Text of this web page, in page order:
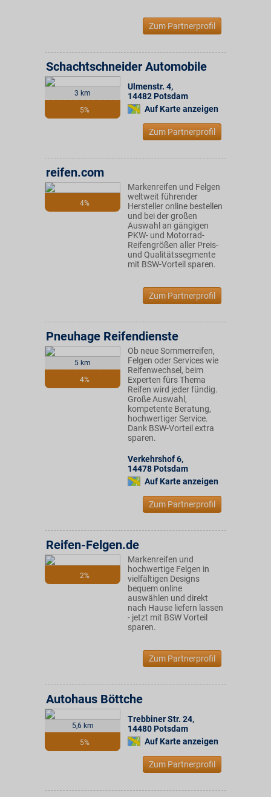
Zum Partnerprofil
3 km
5%
Schachtschneider Automobile
Ulmenstr. 4,
14482 Potsdam
Auf Karte anzeigen
Zum Partnerprofil
4%
reifen.com
Markenreifen und Felgen
weltweit führender
Hersteller online bestellen
und bei der großen
Auswahl an gängigen
PKW- und Motorrad-
Reifengrößen aller Preis-
und Qualitätssegmente
mit BSW-Vorteil sparen.
Zum Partnerprofil
5 km
4%
Pneuhage Reifendienste
Ob neue Sommerreifen,
Felgen oder Services wie
Reifenwechsel, beim
Experten fürs Thema
Reifen wird jeder fündig.
Große Auswahl,
kompetente Beratung,
hochwertiger Service.
Dank BSW-Vorteil extra
sparen.
Verkehrshof 6,
14478 Potsdam
Auf Karte anzeigen
Zum Partnerprofil
2%
Reifen-Felgen.de
Markenreifen und
hochwertige Felgen in
vielfältigen Designs
bequem online
auswählen und direkt
nach Hause liefern lassen
- jetzt mit BSW Vorteil
sparen.
Zum Partnerprofil
5,6 km
5%
Autohaus Böttche
Trebbiner Str. 24,
14480 Potsdam
Auf Karte anzeigen
Zum Partnerprofil